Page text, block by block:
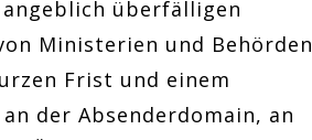
überfälligen
Ministerien und Behörden
Frist und einem
der Absenderdomain, an